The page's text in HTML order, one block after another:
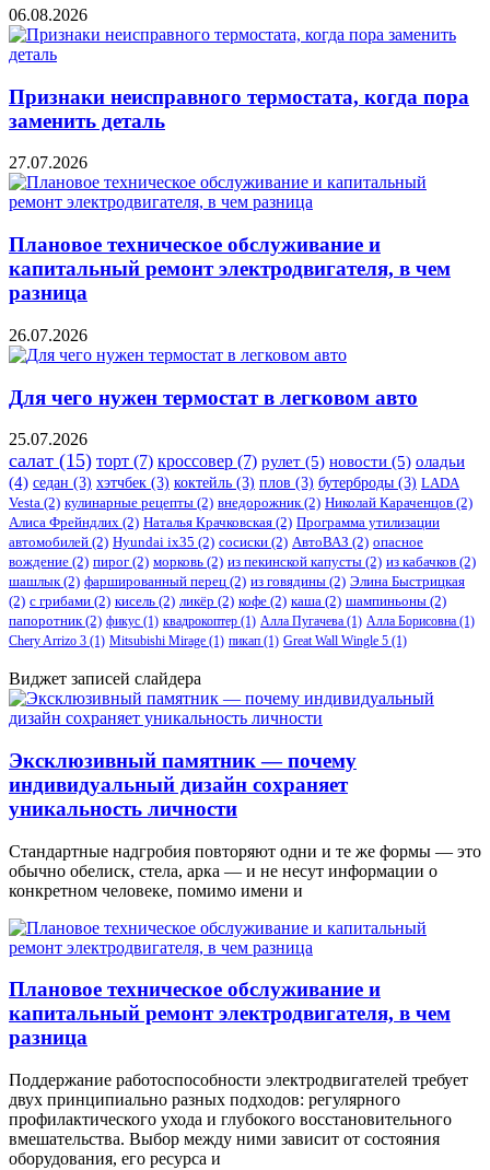
06.08.2026
Признаки неисправного термостата, когда пора
заменить деталь
27.07.2026
Плановое техническое обслуживание и
капитальный ремонт электродвигателя, в чем
разница
26.07.2026
Для чего нужен термостат в легковом авто
25.07.2026
салат (15) торт (7) кроссовер (7) рулет (5) новости (5) оладьи
(4) седан (3) хэтчбек (3) коктейль (3) плов (3) бутерброды (3) LADA
Vesta (2) кулинарные рецепты (2) внедорожник(2) Николай Караченцов (2)
Алиса Фрейндлих (2) Наталья Крачковская (2) Программа утилизации
автомобилей (2) ​Hyundai ix35 (2) сосиски (2) АвтоВАЗ (2) опасное
вождение (2) пирог (2) морковь (2) из пекинской капусты (2) из кабачков (2)
шашлык(2) фаршированный перец (2) из говядины (2) Элина Быстрицкая
(2) с грибами (2) кисель (2) ликёр (2) кофе (2) каша (2) шампиньоны (2)
папоротник(2) фикус (1) квадрокоптер (1) Алла Пугачева (1) Алла Борисовна (1)
Chery Arrizo 3 (1) Mitsubishi Mirage (1) пикап (1) Great Wall Wingle 5 (1)
Виджет записей слайдера
Эксклюзивный памятник — почему
индивидуальный дизайн сохраняет
уникальность личности
Стандартные надгробия повторяют одни и те же формы — это
обычно обелиск, стела, арка — и не несут информации о
конкретном человеке, помимо имени и
Плановое техническое обслуживание и
капитальный ремонт электродвигателя, в чем
разница
Поддержание работоспособности электродвигателей требует
двух принципиально разных подходов: регулярного
профилактического ухода и глубокого восстановительного
вмешательства. Выбор между ними зависит от состояния
оборудования, его ресурса и